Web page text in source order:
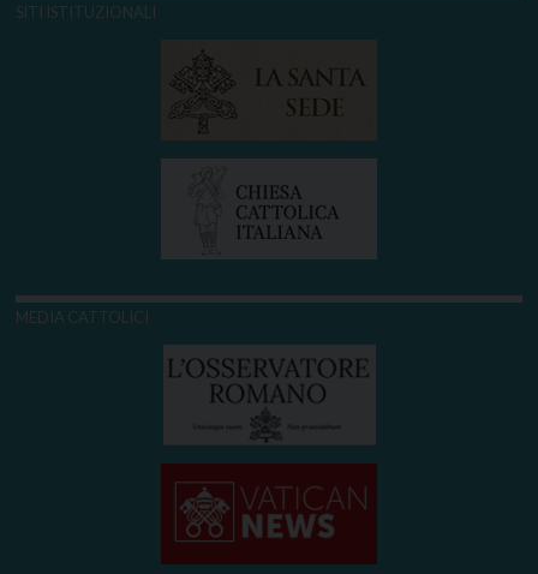
SITI ISTITUZIONALI
MEDIA CATTOLICI